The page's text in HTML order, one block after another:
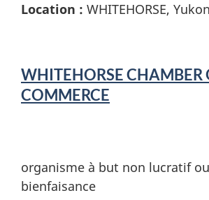
Location : WHITEHORSE,
WHITEHORSE CHAMBER
COMMERCE
organisme à but non lucratif
bienfaisance